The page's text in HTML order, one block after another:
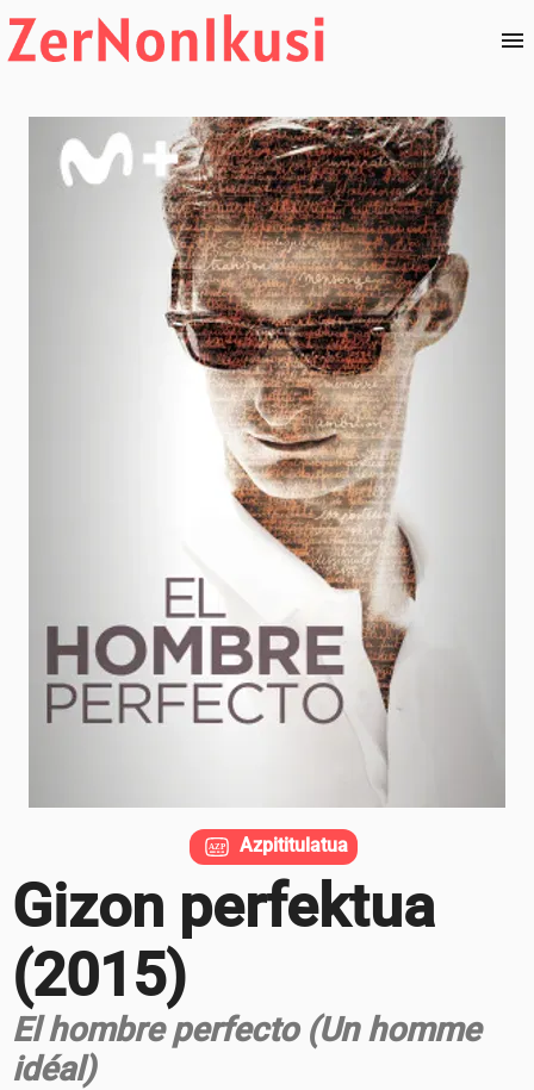
Gizon perfektua
(2015)
El hombre perfecto (Un homme
idéal)
Azpititulatua